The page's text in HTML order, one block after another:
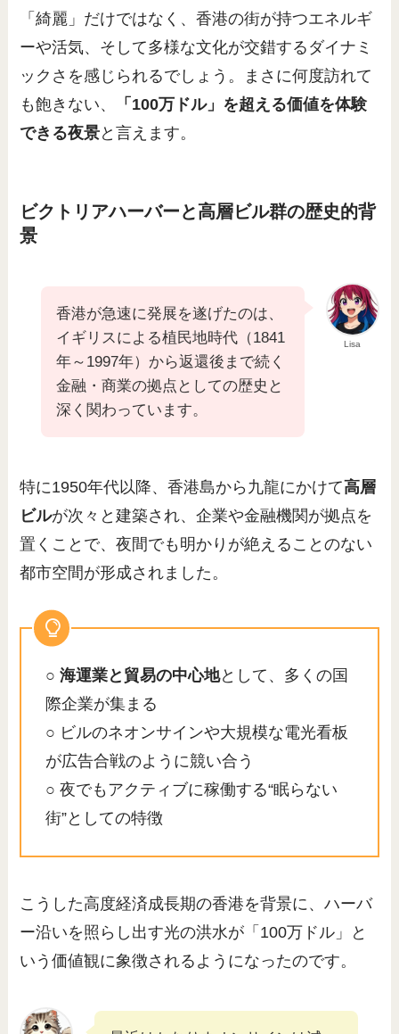
「綺麗」だけではなく、香港の街が持つエネルギ
ーや活気、そして多様な文化が交錯するダイナミ
ックさを感じられるでしょう。まさに何度訪れて
も飽きない、
「100万ドル」を超える価値を体験
できる夜景と言えます。
ビクトリアハーバーと高層ビル群の歴史的背
景
Lisa
香港が急速に発展を遂げたのは、
イギリスによる植民地時代（1841
年～1997年）から返還後まで続く
金融・商業の拠点としての歴史と
深く関わっています。
特に1950年代以降、香港島から九龍にかけて高層
ビルが次々と建築され、企業や金融機関が拠点を
置くことで、夜間でも明かりが絶えることのない
都市空間が形成されました。
○海運業と貿易の中心地として、多くの国
際企業が集まる
○ ビルのネオンサインや大規模な電光看板
が広告合戦のように競い合う
○ 夜でもアクティブに稼働する“眠らない
街”としての特徴
こうした高度経済成長期の香港を背景に、ハーバ
ー沿いを照らし出す光の洪水が「100万ドル」と
いう価値観に象徴されるようになったのです。